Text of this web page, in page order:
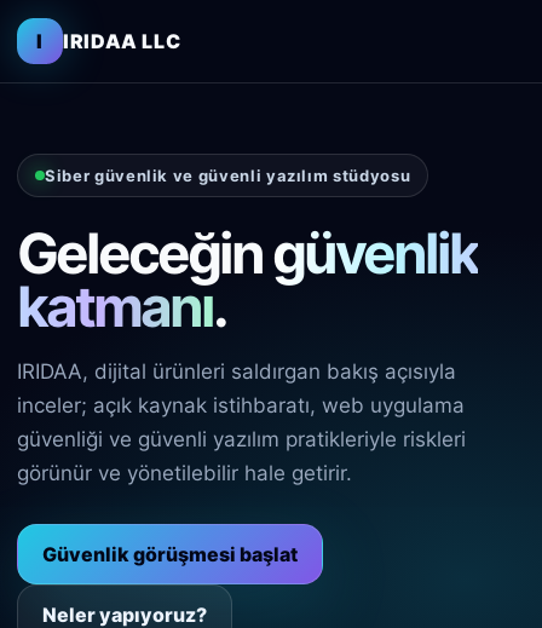
I IRIDAA LLC
Siber güvenlik ve güvenli yazılım stüdyosu
Geleceğingüvenlik
katmanı.
IRIDAA, dijital ürünleri saldırgan bakış açısıyla
inceler; açık kaynak istihbaratı, web uygulama
güvenliği ve güvenli yazılım pratikleriyle riskleri
görünür ve yönetilebilir hale getirir.
Güvenlik görüşmesi başlat
Neler yapıyoruz?